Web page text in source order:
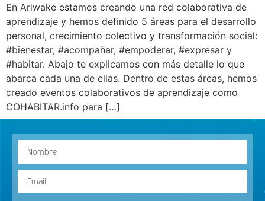
En Ariwake estamos creando una red colaborativa de
aprendizaje y hemos definido 5 áreas para el desarrollo
personal, crecimiento colectivo y transformación social:
#bienestar, #acompañar, #empoderar, #expresar y
#habitar. Abajo te explicamos con más detalle lo que
abarca cada una de ellas. Dentro de estas áreas, hemos
creado eventos colaborativos de aprendizaje como
COHABITAR.info para […]